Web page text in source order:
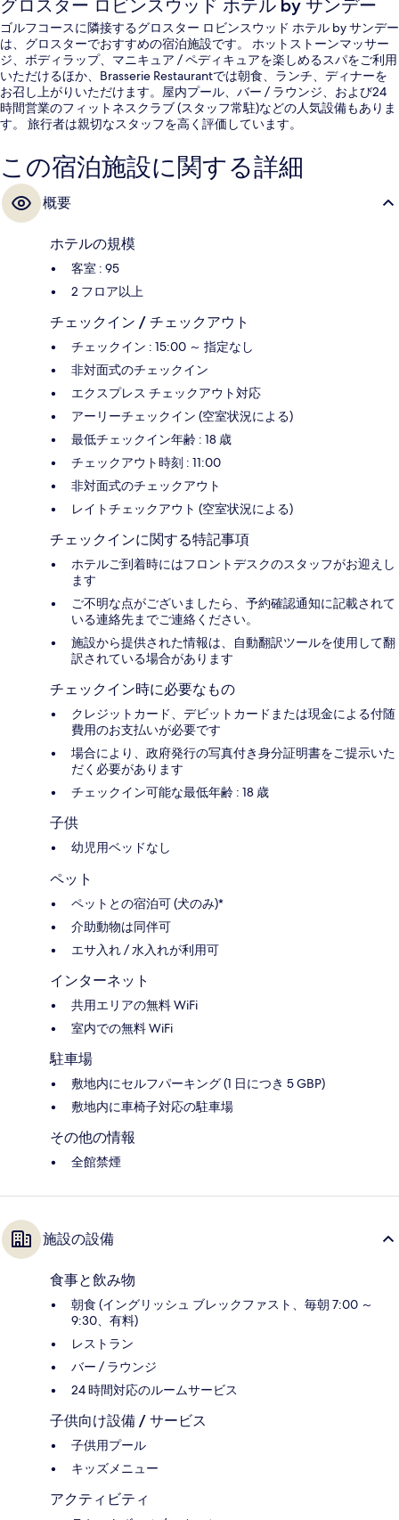
グロスター ロビンスウッド ホテル by サンデー
ゴルフコースに隣接するグロスター ロビンスウッド ホテル by サンデー
は、グロスターでおすすめの宿泊施設です。 ホットストーンマッサー
ジ、ボディラップ、マニキュア / ペディキュアを楽しめるスパをご利用
いただけるほか、Brasserie Restaurantでは朝食、ランチ、ディナーを
お召し上がりいただけます。屋内プール、バー / ラウンジ、および24
時間営業のフィットネスクラブ (スタッフ常駐)などの人気設備もありま
す。 旅行者は親切なスタッフを高く評価しています。
この宿泊施設に関する詳細
概要
ホテルの規模
客室 : 95
2 フロア以上
チェックイン / チェックアウト
チェックイン : 15:00 ～ 指定なし
非対面式のチェックイン
エクスプレス チェックアウト対応
アーリーチェックイン (空室状況による)
最低チェックイン年齢 : 18 歳
チェックアウト時刻 : 11:00
非対面式のチェックアウト
レイトチェックアウト (空室状況による)
チェックインに関する特記事項
ホテルご到着時にはフロントデスクのスタッフがお迎えし
ます
ご不明な点がございましたら、予約確認通知に記載されて
いる連絡先までご連絡ください。
施設から提供された情報は、自動翻訳ツールを使用して翻
訳されている場合があります
チェックイン時に必要なもの
クレジットカード、デビットカードまたは現金による付随
費用のお支払いが必要です
場合により、政府発行の写真付き身分証明書をご提示いた
だく必要があります
チェックイン可能な最低年齢 : 18 歳
子供
幼児用ベッドなし
ペット
ペットとの宿泊可 (犬のみ)*
介助動物は同伴可
エサ入れ / 水入れが利用可
インターネット
共用エリアの無料 WiFi
室内での無料 WiFi
駐車場
敷地内にセルフパーキング (1 日につき 5 GBP)
敷地内に車椅子対応の駐車場
その他の情報
全館禁煙
施設の設備
食事と飲み物
朝食 (イングリッシュ ブレックファスト、毎朝 7:00 ～
9:30、有料)
レストラン
バー / ラウンジ
24 時間対応のルームサービス
子供向け設備 / サービス
子供用プール
キッズメニュー
アクティビティ